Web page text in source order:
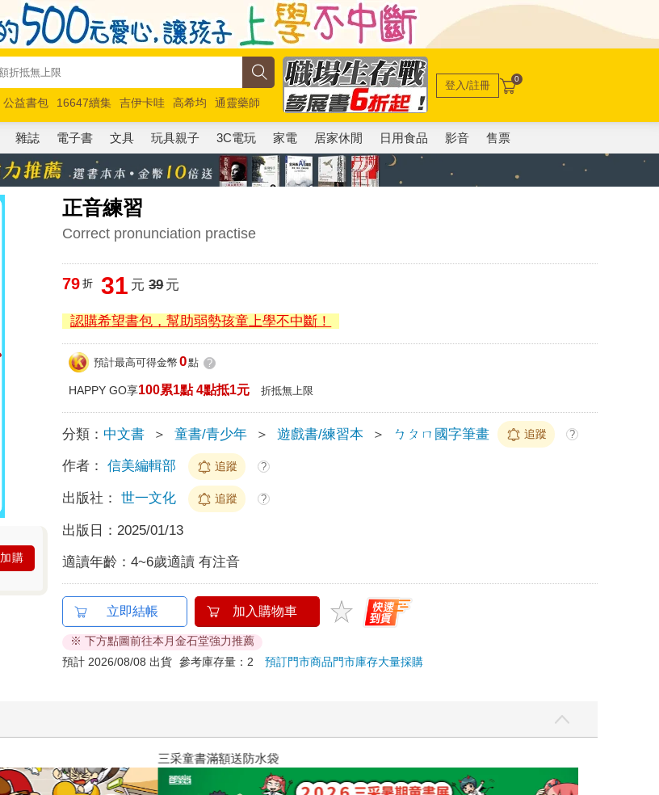
公益書包 16647續集 吉伊卡哇 高希均
通靈藥師
馬斯克 玩具總動員5 超慢跑
登入/註冊 0
雜誌 電子書 文具 玩具親子 3C電玩 家電 居家休閒 日用食品 影音 售票
正音練習
Correct pronunciation practise
加購
79 折 31 元 39元
認購希望書包，幫助弱勢孩童上學不中斷！
預計最高可得金幣 0點 ?
HAPPY GO享100累1點 4點抵1元 折抵無上限
分類： 中文書 ＞ 童書/青少年 ＞ 遊戲書/練習本 ＞ ㄅㄆㄇ國字筆畫 追蹤 ?
作者： 信美編輯部 追蹤 ?
出版社： 世一文化 追蹤 ?
出版日： 2025/01/13
適讀年齡：4~6歲適讀 有注音
立即結帳 加入購物車
※ 下方點圖前往本月金石堂強力推薦
預計 2026/08/08 出貨 參考庫存量：2預訂門市商品門市庫存大量採購
三采童書滿額送防水袋